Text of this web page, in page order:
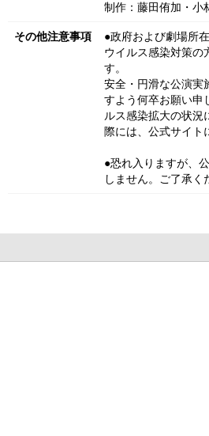
制作：藤田侑加・
その他注意事項
●政府および劇場所
ウイルス感染対策の
す。
安全・円滑な公演実
すよう何卒お願い申
ルス感染拡大の状況
際には、公式サイト
●恐れ入りますが、
しません。ご了承く